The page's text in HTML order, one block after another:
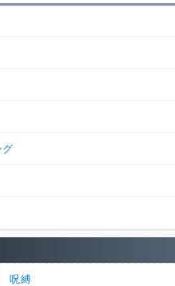
グ
呪縛